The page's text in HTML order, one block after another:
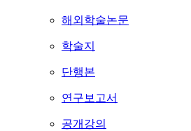
해외학술논문
학술지
단행본
연구보고서
공개강의